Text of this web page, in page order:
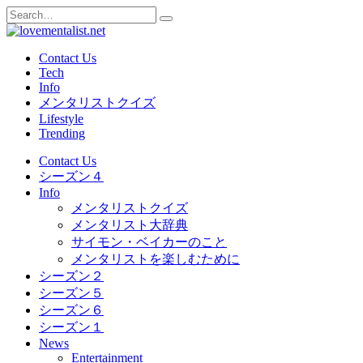
Skip
to
Search
for:
Contact Us
Tech
Info
メンタリストクイズ
Lifestyle
Trending
Contact Us
シーズン４
Info
メンタリストクイズ
メンタリスト大辞典
サイモン・ベイカーのこと
メンタリストを楽しむために
シーズン２
シーズン５
シーズン６
シーズン１
News
Entertainment